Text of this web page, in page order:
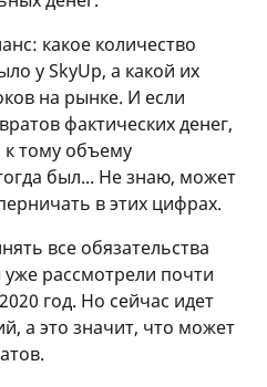
какое количество
у SkyUp, а какой их
на рынке. И если
фактических денег,
тому объему
был... Не знаю, может
в этих цифрах.
все обязательства
рассмотрели почти
год. Но сейчас идет
а это значит, что может